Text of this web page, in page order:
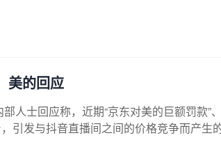
美的回应
人士回应称，近期“京东对美的巨额罚款”
引发与抖音直播间之间的价格竞争而产生